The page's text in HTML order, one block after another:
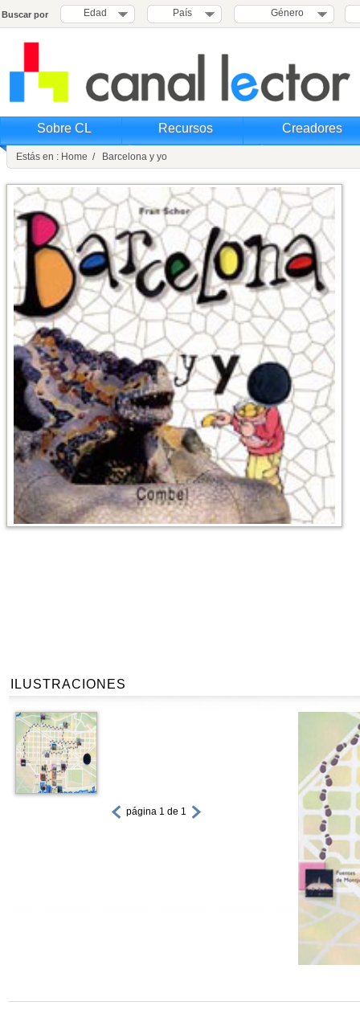
Buscar por Edad País Género
Sobre CL Recursos Creadores
Estás en : Home / Barcelona y yo
ILUSTRACIONES
página 1 de 1